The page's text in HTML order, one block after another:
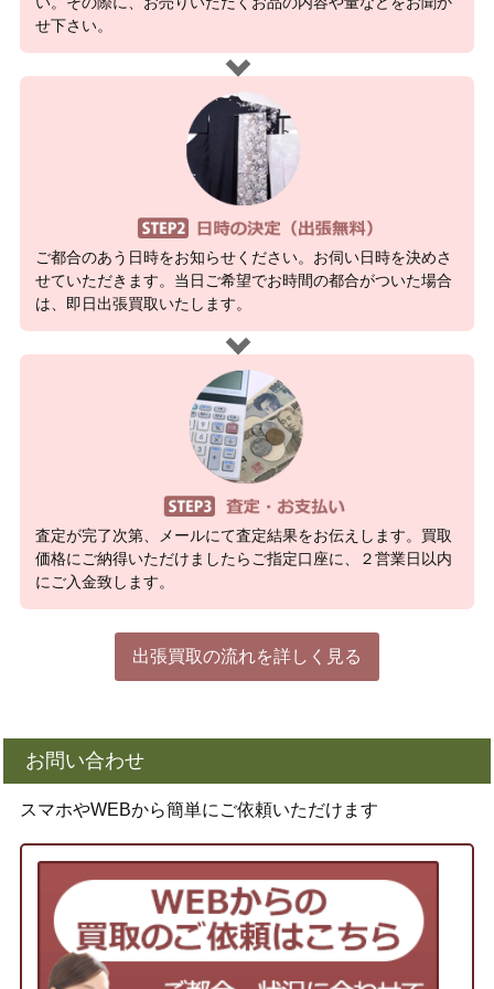
せ下さい。
ご都合のあう日時をお知らせください。お伺い日時を決めさ
せていただきます。当日ご希望でお時間の都合がついた場合
は、即日出張買取いたします。
査定が完了次第、メールにて査定結果をお伝えします。買取
価格にご納得いただけましたらご指定口座に、２営業日以内
にご入金致します。
出張買取の流れを詳しく見る
お問い合わせ
スマホやWEBから簡単にご依頼いただけます